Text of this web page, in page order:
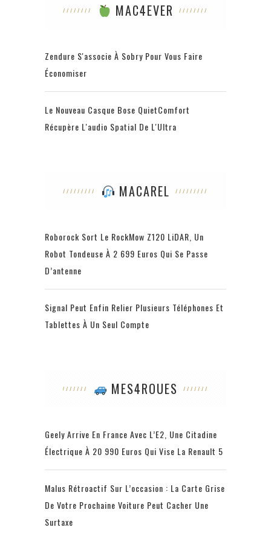
MAC4EVER
Zendure S'associe À Sobry Pour Vous Faire
Économiser
Le Nouveau Casque Bose QuietComfort
Récupère L'audio Spatial De L'Ultra
MACAREL
Roborock Sort Le RockMow Z120 LiDAR, Un
Robot Tondeuse À 2 699 Euros Qui Se Passe
D’antenne
Signal Peut Enfin Relier Plusieurs Téléphones Et
Tablettes À Un Seul Compte
MES4ROUES
Geely Arrive En France Avec L’E2, Une Citadine
Électrique À 20 990 Euros Qui Vise La Renault 5
Malus Rétroactif Sur L’occasion : La Carte Grise
De Votre Prochaine Voiture Peut Cacher Une
Surtaxe